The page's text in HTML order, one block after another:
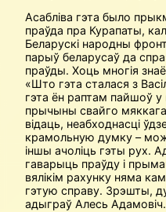
Асабліва гэта было
праўда пра Курапаты,
Беларускі народны
парыў беларусаў да
праўды. Хоць многія
«Што гэта сталася з
гэта ён раптам пайшоў у
прычыны свайго
відаць, неабходнасці
крамольную думку –
іншы ачоліць гэты рух.
гаварыць праўду і
вялікім рахунку няма
гэтую справу. Зрэшты,
адыграў Алесь Адамовіч.